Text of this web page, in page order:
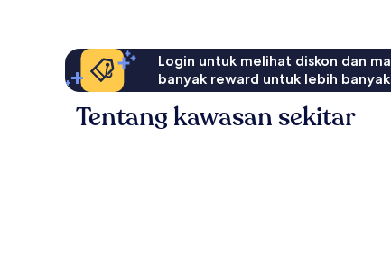
Login untuk melihat diskon dan
banyak reward untuk lebih
Tentang kawasan sekitar